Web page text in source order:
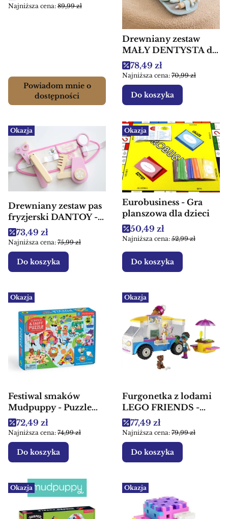
edukacyjna
Najniższa cena: 89,99 zł
Powiadom mnie o
dostępności
Drewniany zestaw
MAŁY DENTYSTA dla
dzieci DANTOY
Cena promocyjna
78,49 zł
Najniższa cena: 70,99 zł
Do koszyka
Okazja
Drewniany zestaw pas
fryzjerski DANTOY -
zabawka edukacyjna
Cena promocyjna
73,49 zł
Najniższa cena: 75,99 zł
Do koszyka
Okazja
Eurobusiness - Gra
planszowa dla dzieci
Cena promocyjna
50,49 zł
Najniższa cena: 52,99 zł
Do koszyka
Okazja
Festiwal smaków
Mudpuppy - Puzzle
sensoryczne z
elementami
zapachowymi
Cena promocyjna
72,49 zł
Najniższa cena: 74,99 zł
Do koszyka
Okazja
Furgonetka z lodami
LEGO FRIENDS -
Klocki dla dzieci
Cena promocyjna
77,49 zł
Najniższa cena: 79,99 zł
Do koszyka
Okazja Okazja